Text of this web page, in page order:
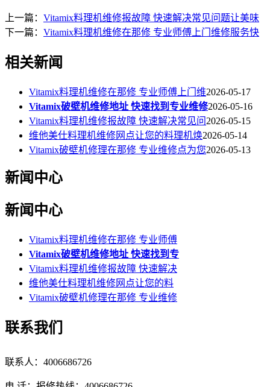
上一篇： Vitamix料理机维修报故障 快速解决常见问题让美味
下一篇： Vitamix料理机维修在那修 专业师傅上门维修服务快
相关新闻
Vitamix料理机维修在那修 专业师傅上门维2026-05-17
Vitamix破壁机维修地址 快速找到专业维修2026-05-16
Vitamix料理机维修报故障 快速解决常见问 2026-05-15
维他美仕料理机维修网点让您的料理机焕2026-05-14
Vitamix破壁机修理在那修 专业维修点为您2026-05-13
新闻中心
新闻中心
Vitamix料理机维修在那修 专业师傅
Vitamix破壁机维修地址 快速找到专
Vitamix料理机维修报故障 快速解决
维他美仕料理机维修网点让您的料
Vitamix破壁机修理在那修 专业维修
联系我们
联系人：4006686726